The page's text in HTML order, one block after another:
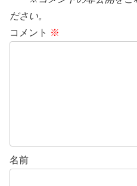
ださい。
コメント ※
名前